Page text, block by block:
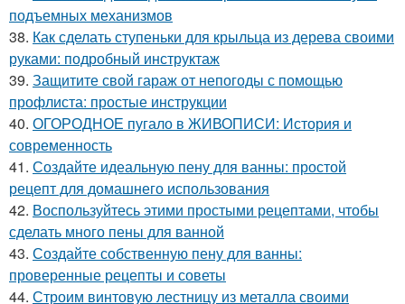
подъемных механизмов
38. Как сделать ступеньки для крыльца из дерева своими
руками: подробный инструктаж
39. Защитите свой гараж от непогоды с помощью
профлиста: простые инструкции
40. ОГОРОДНОЕ пугало в ЖИВОПИСИ: История и
современность
41. Создайте идеальную пену для ванны: простой
рецепт для домашнего использования
42. Воспользуйтесь этими простыми рецептами, чтобы
сделать много пены для ванной
43. Создайте собственную пену для ванны:
проверенные рецепты и советы
44. Строим винтовую лестницу из металла своими